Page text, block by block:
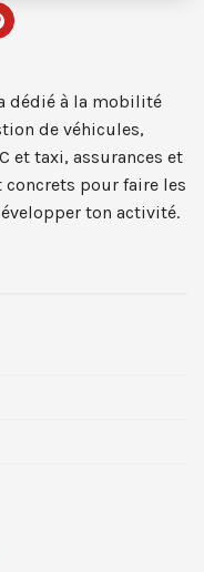
dédié à la mobilité
de véhicules,
et taxi, assurances et
pour faire les
ton activité.